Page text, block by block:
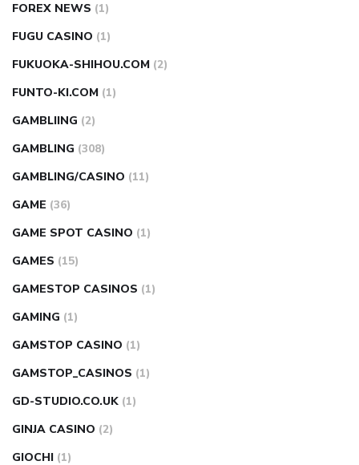
FOREX NEWS (1)
FUGU CASINO (1)
FUKUOKA-SHIHOU.COM (2)
FUNTO-KI.COM (1)
GAMBLIING (2)
GAMBLING (308)
GAMBLING/CASINO (11)
GAME (36)
GAME SPOT CASINO (1)
GAMES (15)
GAMESTOP CASINOS (1)
GAMING (1)
GAMSTOP CASINO (1)
GAMSTOP_CASINOS (1)
GD-STUDIO.CO.UK (1)
GINJA CASINO (2)
GIOCHI (1)